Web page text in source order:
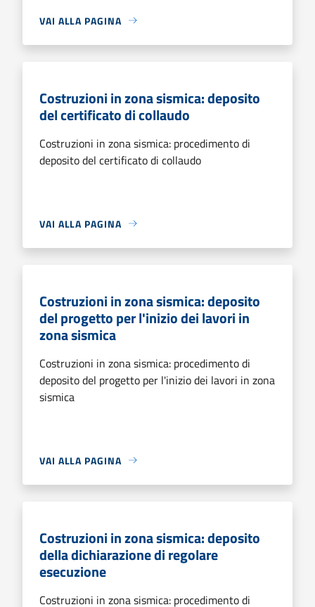
VAI ALLA PAGINA
Costruzioni in zona sismica: deposito
del certificato di collaudo
Costruzioni in zona sismica: procedimento di
deposito del certificato di collaudo
VAI ALLA PAGINA
Costruzioni in zona sismica: deposito
del progetto per l'inizio dei lavori in
zona sismica
Costruzioni in zona sismica: procedimento di
deposito del progetto per l'inizio dei lavori in zona
sismica
VAI ALLA PAGINA
Costruzioni in zona sismica: deposito
della dichiarazione di regolare
esecuzione
Costruzioni in zona sismica: procedimento di